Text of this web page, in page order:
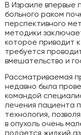
В Израиле впервые
больного раком
перспективного
методики
которое приводит
требуется
вмешательство и
Рассматриваемая
недавно была
командой
лечения пациента
технология,
в опухоль очень
подается жидкий